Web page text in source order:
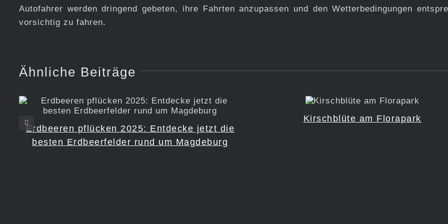
Autofahrer werden dringend gebeten, ihre Fahrten anzupassen und den Wetterbedingungen
vorsichtig zu fahren.
Ähnliche Beiträge
Erdbeeren pflücken 2025: Entdecke jetzt die
besten Erdbeerfelder rund um Magdeburg
Kirschblüte am Florapark